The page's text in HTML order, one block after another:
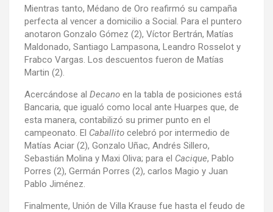
Mientras tanto, Médano de Oro reafirmó su campaña
perfecta al vencer a domicilio a Social. Para el puntero
anotaron Gonzalo Gómez (2), Víctor Bertrán, Matías
Maldonado, Santiago Lampasona, Leandro Rosselot y
Frabco Vargas. Los descuentos fueron de Matías
Martin (2).
Acercándose al Decano en la tabla de posiciones está
Bancaria, que igualó como local ante Huarpes que, de
esta manera, contabilizó su primer punto en el
campeonato. El Caballito celebró por intermedio de
Matías Aciar (2), Gonzalo Uñac, Andrés Sillero,
Sebastián Molina y Maxi Oliva; para el Cacique, Pablo
Porres (2), Germán Porres (2), carlos Magio y Juan
Pablo Jiménez.
Finalmente, Unión de Villa Krause fue hasta el feudo de